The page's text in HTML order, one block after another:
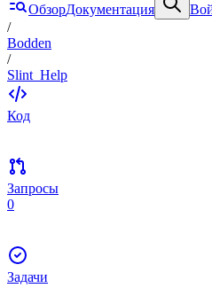
ОбзорДокументация
/
Bodden
/
Slint_Help
Код
Запросы
0
Задачи